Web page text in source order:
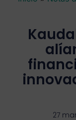
27